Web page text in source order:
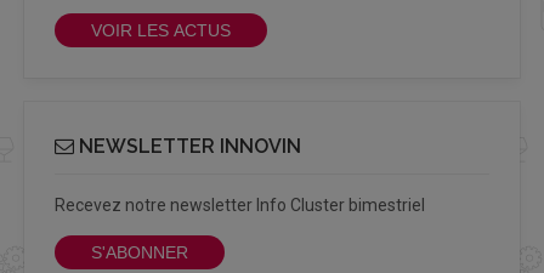
VOIR LES ACTUS
NEWSLETTER INNOVIN
Recevez notre newsletter Info Cluster bimestriel
S'ABONNER